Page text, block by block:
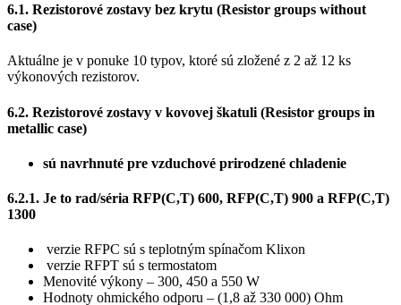
6.1. Rezistorové zostavy bez krytu (Resistor groups without
case)
Aktuálne je v ponuke 10 typov, ktoré sú zložené z 2 až 12 ks
výkonových rezistorov.
6.2. Rezistorové zostavy v kovovej škatuli (Resistor groups in
metallic case)
sú navrhnuté pre vzduchové prirodzené chladenie
6.2.1. Je to rad/séria RFP(C,T) 600, RFP(C,T) 900 a RFP(C,T)
1300
verzie RFPC sú s teplotným spínačom Klixon
verzie RFPT sú s termostatom
Menovité výkony – 300, 450 a 550 W
Hodnoty ohmického odporu – (1,8 až 330 000) Ohm